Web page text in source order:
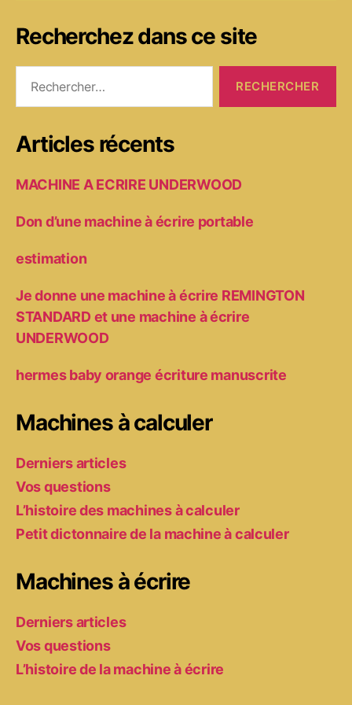
Recherchez dans ce site
Articles récents
MACHINE A ECRIRE UNDERWOOD
Don d’une machine à écrire portable
estimation
Je donne une machine à écrire REMINGTON
STANDARD et une machine à écrire
UNDERWOOD
hermes baby orange écriture manuscrite
Machines à calculer
Derniers articles
Vos questions
L’histoire des machines à calculer
Petit dictonnaire de la machine à calculer
Machines à écrire
Derniers articles
Vos questions
L’histoire de la machine à écrire